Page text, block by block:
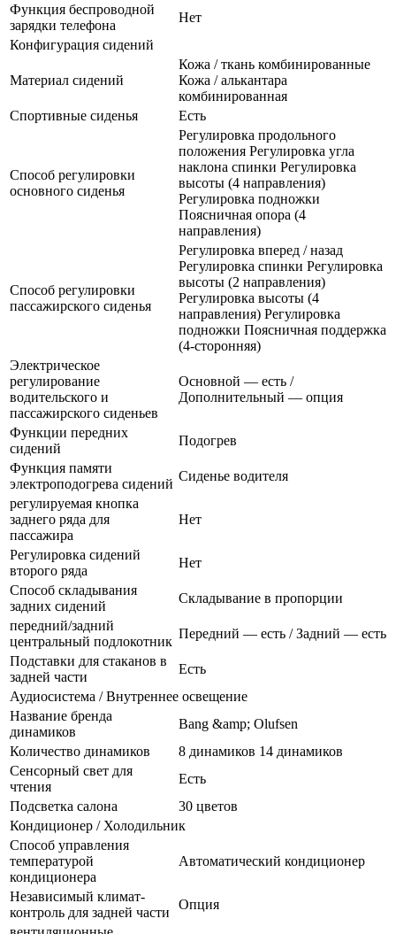
Функция беспроводной
зарядки телефона
Нет
Конфигурация сидений
Материал сидений
Кожа / ткань комбинированные
Кожа / алькантара
комбинированная
Спортивные сиденья
Есть
Способ регулировки
основного сиденья
Регулировка продольного
положения Регулировка угла
наклона спинки Регулировка
высоты (4 направления)
Регулировка подножки
Поясничная опора (4
направления)
Способ регулировки
пассажирского сиденья
Регулировка вперед / назад
Регулировка спинки Регулировка
высоты (2 направления)
Регулировка высоты (4
направления) Регулировка
подножки Поясничная поддержка
(4-сторонняя)
Электрическое
регулирование
водительского и
пассажирского сиденьев
Основной — есть /
Дополнительный — опция
Функции передних
сидений
Подогрев
Функция памяти
электроподогрева сидений
Сиденье водителя
регулируемая кнопка
заднего ряда для
пассажира
Нет
Регулировка сидений
второго ряда
Нет
Способ складывания
задних сидений
Складывание в пропорции
передний/задний
центральный подлокотник
Передний — есть / Задний — есть
Подставки для стаканов в
задней части
Есть
Аудиосистема / Внутреннее освещение
Название бренда
динамиков
Bang &amp; Olufsen
Количество динамиков
8 динамиков 14 динамиков
Сенсорный свет для
чтения
Есть
Подсветка салона
30 цветов
Кондиционер / Холодильник
Способ управления
температурой
кондиционера
Автоматический кондиционер
Независимый климат-
контроль для задней части
Опция